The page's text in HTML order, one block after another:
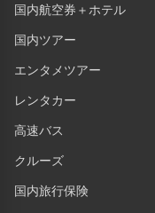
国内航空券＋ホテル
国内ツアー
エンタメツアー
レンタカー
高速バス
クルーズ
国内旅行保険